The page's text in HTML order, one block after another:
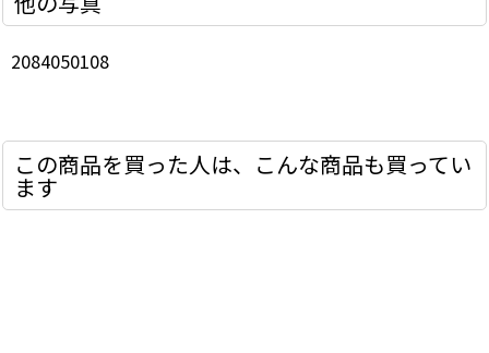
2084050108
この商品を買った人は、こんな商品も買ってい
ます